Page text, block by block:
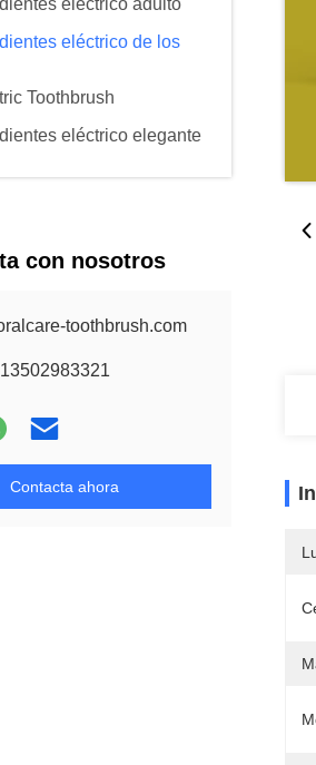
eléctrico adulto
eléctrico de los
Toothbrush
eléctrico elegante
con nosotros
toothbrush.com
Contacta ahora